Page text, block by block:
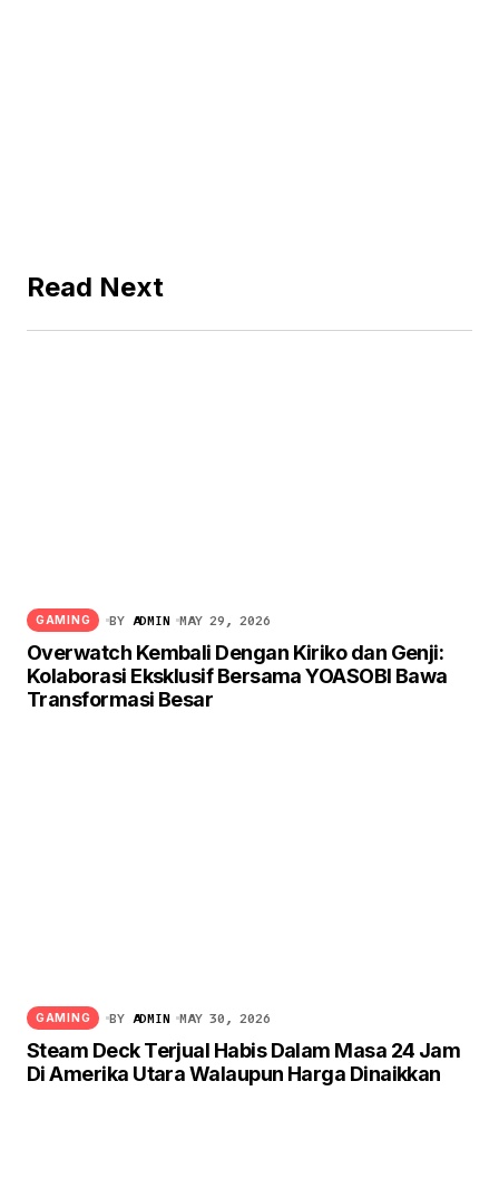
Read Next
GAMING BY ADMIN MAY 29, 2026
Overwatch Kembali Dengan Kiriko dan Genji:
Kolaborasi Eksklusif Bersama YOASOBI Bawa
Transformasi Besar
GAMING BY ADMIN MAY 30, 2026
Steam Deck Terjual Habis Dalam Masa 24 Jam
Di Amerika Utara Walaupun Harga Dinaikkan